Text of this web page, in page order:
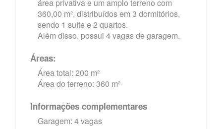
área privativa e um amplo terreno com
360,00 m², distribuídos em 3 dormitórios,
sendo 1 suíte e 2 quartos.
Além disso, possui 4 vagas de garagem.
Áreas:
Área total: 200 m²
Área do terreno: 360 m²
Informações complementares
Garagem: 4 vagas